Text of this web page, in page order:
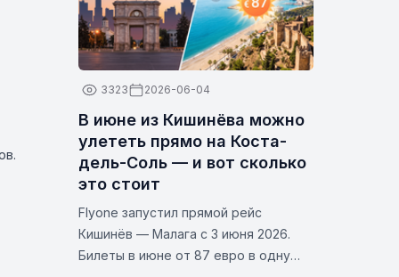
открыть для себя одни из самых
популярных городов Европы.
3323 2026-06-04
В июне из Кишинёва можно
улететь прямо на Коста-
дель-Соль — и вот сколько
это стоит
Flyone запустил прямой рейс
Кишинёв — Малага с 3 июня 2026.
Билеты в июне от 87 евро в одну